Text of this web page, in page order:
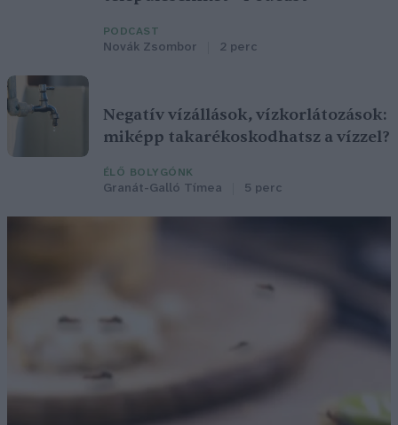
PODCAST
Novák Zsombor 2 perc
Negatív vízállások, vízkorlátozások:
miképp takarékoskodhatsz a vízzel?
ÉLŐ BOLYGÓNK
Granát-Galló Tímea 5 perc